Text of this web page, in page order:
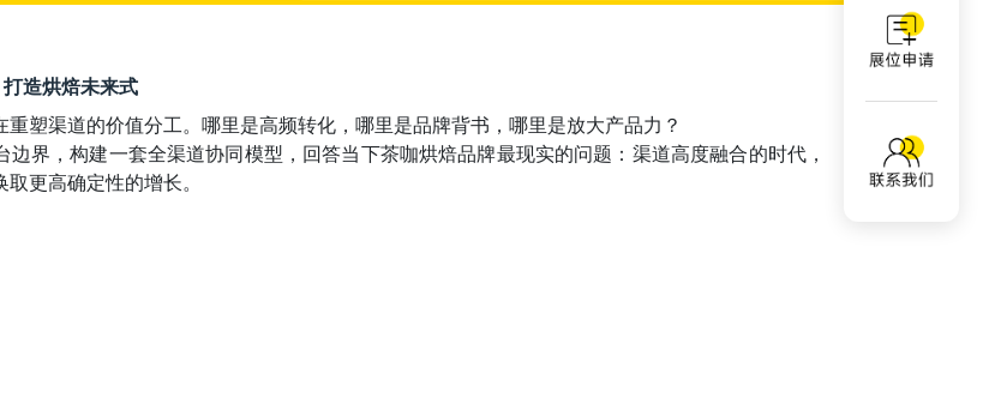
造烘焙未来式
塑渠道的价值分工。哪里是高频转化，哪里是品牌背书，哪里是放大产品力？
边界，构建一套全渠道协同模型，回答当下茶咖烘焙品牌最现实的问题：渠道高度融合的时代，
更高确定性的增长。